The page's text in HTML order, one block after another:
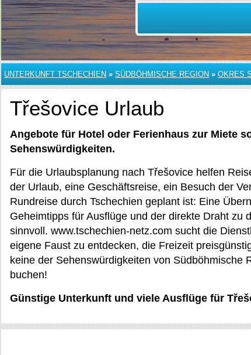
UNTERKUNFT TSCHECHIEN » SÜDBÖHMISCHE REGION » OKRES
Třešovice Urlaub
Angebote für Hotel oder Ferienhaus zur Miete
Sehenswürdigkeiten.
Für die Urlaubsplanung nach Třešovice helfen
der Urlaub, eine Geschäftsreise, ein Besuch der
Rundreise durch Tschechien geplant ist: Eine
Geheimtipps für Ausflüge und der direkte Draht zu
sinnvoll. www.tschechien-netz.com sucht die
eigene Faust zu entdecken, die Freizeit
keine der Sehenswürdigkeiten von Südböhmische
buchen!
Günstige Unterkunft und viele Ausflüge für